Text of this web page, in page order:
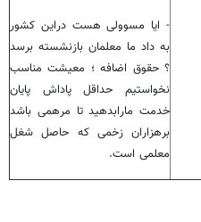
- ایا مسوولی هست دراین کشور
به داد ما معلمان بازنشسته برسد
؟ حقوق اضافه ؛ معیشت مناسب
نخواستیم حداقل پاداش پایان
خدمت مارابدهید تا مرهمی باشد
برهزاران زخمی که حاصل شغل
معلمی است.